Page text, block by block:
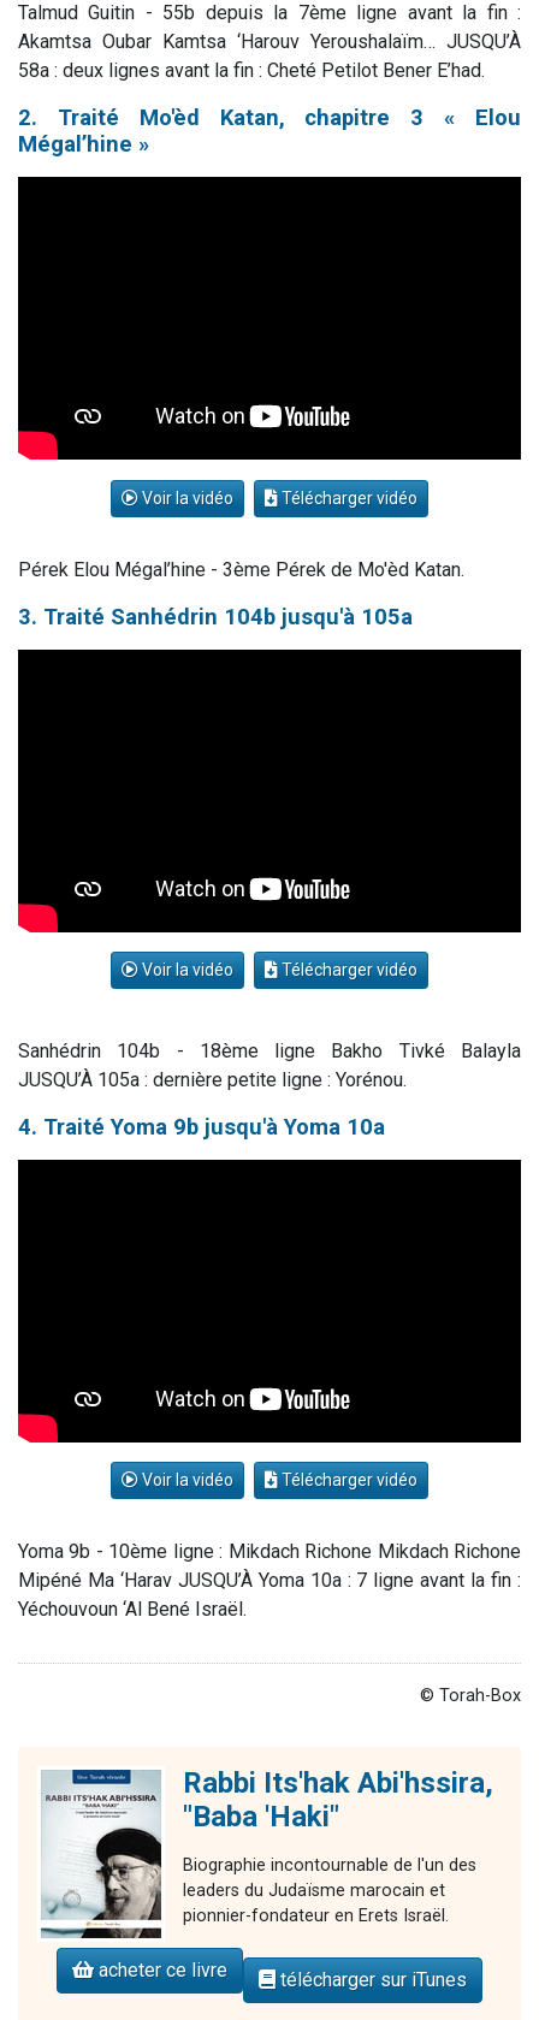
Talmud Guitin - 55b depuis la 7ème ligne avant la fin :
Akamtsa Oubar Kamtsa ‘Harouv Yeroushalaïm… JUSQU’À
58a : deux lignes avant la fin : Cheté Petilot Bener E’had.
2. Traité Mo'èd Katan, chapitre 3 « Elou
Mégal’hine »
Voir la vidéo Télécharger vidéo
Pérek Elou Mégal’hine - 3ème Pérek de Mo'èd Katan.
3. Traité Sanhédrin 104b jusqu'à 105a
Voir la vidéo Télécharger vidéo
Sanhédrin 104b - 18ème ligne Bakho Tivké Balayla
JUSQU’À 105a : dernière petite ligne : Yorénou.
4. Traité Yoma 9b jusqu'à Yoma 10a
Voir la vidéo Télécharger vidéo
Yoma 9b - 10ème ligne : Mikdach Richone Mikdach Richone
Mipéné Ma ‘Harav JUSQU’À Yoma 10a : 7 ligne avant la fin :
Yéchouvoun ‘Al Bené Israël.
© Torah-Box
Rabbi Its'hak Abi'hssira,
"Baba 'Haki"
Biographie incontournable de l'un des
leaders du Judaïsme marocain et
pionnier-fondateur en Erets Israël.
acheter ce livre télécharger sur iTunes